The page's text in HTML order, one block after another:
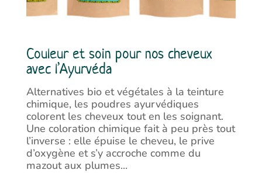
Couleur et soin pour nos cheveux
avec l’Ayurvéda
Alternatives bio et végétales à la teinture
chimique, les poudres ayurvédiques
colorent les cheveux tout en les soignant.
Une coloration chimique fait à peu près tout
l’inverse : elle épuise le cheveu, le prive
d’oxygène et s’y accroche comme du
mazout aux plumes...